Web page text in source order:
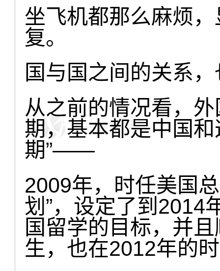
坐飞机都那么麻烦
复。
国与国之间的关系
从之前的情况看，
期，基本都是中国
期”——
2009年，时任美国
划”，设定了到2014
国留学的目标，并
生，也在2012年的